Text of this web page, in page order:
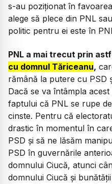
s-au poziționat în
alege să plece din PNL
politic pentru ei este în
PNL a mai trecut prin
cu domnul Tăriceanu,
rămână la putere cu PSD
Dacă se va întâmpla
faptului că PNL se rupe
cinste. Pentru că
drastic în momentul în
PSD și să ne lăsăm
PSD în guvernările
domnului Ciucă, atunci
domnului Ciucă și